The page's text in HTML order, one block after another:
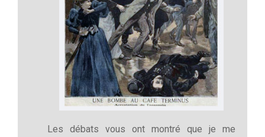
Les débats vous ont montré que je me